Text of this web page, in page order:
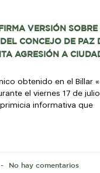
VERSIÓN
DEL CONCEJO DE PAZ
AGRESIÓN A
obtenido en el Billar
el viernes 17 de
informativa que
No hay comentarios